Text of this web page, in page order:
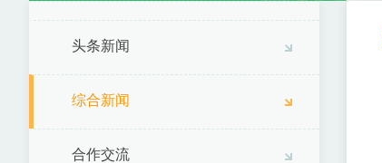
头条新闻
综合新闻
合作交流